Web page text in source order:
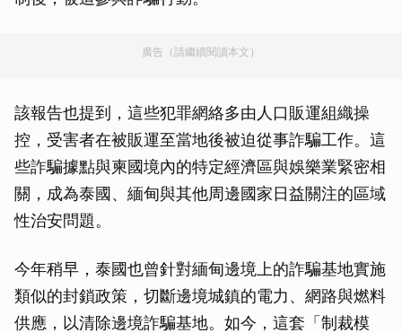
廣告（請繼續閱讀本文）
該報告也提到，這些犯罪網絡多由人口販運組織操
控，受害者在被販運至當地後被迫從事詐騙工作。這
些詐騙據點與柬國境內的特定經濟區與娛樂業緊密相
關，成為泰國、緬甸與其他周邊國家日益關注的區域
性治安問題。
今年稍早，泰國也曾針對緬甸邊境上的詐騙基地實施
類似的封鎖政策，切斷邊境城鎮的電力、網路與燃料
供應，以清除邊境詐騙基地。如今，這套「制裁模